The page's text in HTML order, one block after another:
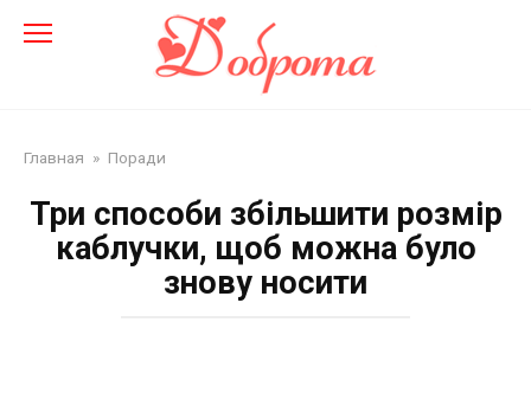
Главная » Поради
Три способи збільшити розмір
каблучки, щоб можна було
знову носити